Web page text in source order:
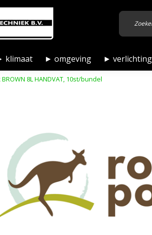
klimaat ► omgeving ► verlichting
8L HANDVAT, 10st/bundel